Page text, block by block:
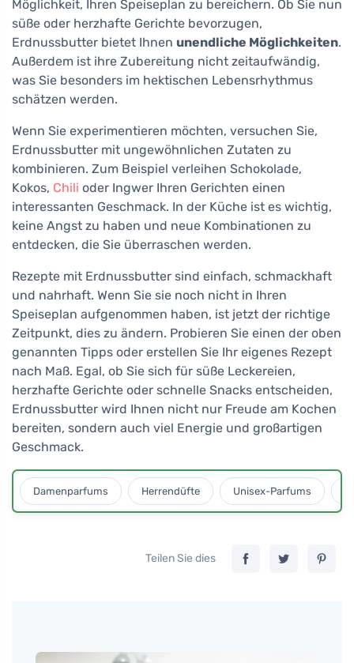
Möglichkeit, Ihren Speiseplan zu bereichern. Ob Sie nun
süße oder herzhafte Gerichte bevorzugen,
Erdnussbutter bietet Ihnen unendliche Möglichkeiten.
Außerdem ist ihre Zubereitung nicht zeitaufwändig,
was Sie besonders im hektischen Lebensrhythmus
schätzen werden.
Wenn Sie experimentieren möchten, versuchen Sie,
Erdnussbutter mit ungewöhnlichen Zutaten zu
kombinieren. Zum Beispiel verleihen Schokolade,
Kokos, Chili oder Ingwer Ihren Gerichten einen
interessanten Geschmack. In der Küche ist es wichtig,
keine Angst zu haben und neue Kombinationen zu
entdecken, die Sie überraschen werden.
Rezepte mit Erdnussbutter sind einfach, schmackhaft
und nahrhaft. Wenn Sie sie noch nicht in Ihren
Speiseplan aufgenommen haben, ist jetzt der richtige
Zeitpunkt, dies zu ändern. Probieren Sie einen der oben
genannten Tipps oder erstellen Sie Ihr eigenes Rezept
nach Maß. Egal, ob Sie sich für süße Leckereien,
herzhafte Gerichte oder schnelle Snacks entscheiden,
Erdnussbutter wird Ihnen nicht nur Freude am Kochen
bereiten, sondern auch viel Energie und großartigen
Geschmack.
Damenparfums Herrendüfte Unisex-Parfums
Teilen Sie dies